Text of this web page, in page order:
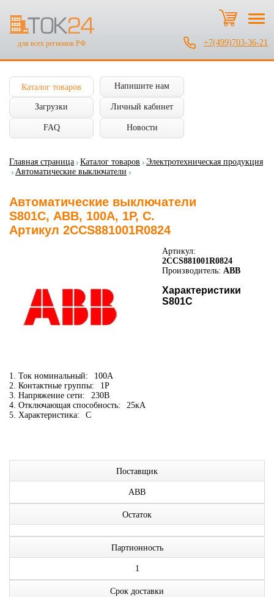
для всех регионов РФ +7(499)703-36-21
Каталог товаров Напишите нам
Загрузки Личный кабинет
FAQ Новости
Главная страница Каталог товаров
Электротехническая продукция
Автоматические выключатели
Автоматические выключатели
S801С, ABB, 100А, 1P, C.
Артикул 2CCS881001R0824
Артикул:
2CCS881001R0824
Производитель: ABB
Характеристики
S801С
1. Ток номинальный:
100А
2. Контактные группы:
1P
3. Напряжение сети:
230В
4. Отключающая способность:
25кА
5. Характеристика:
C
Поставщик
ABB
Остаток
Партионность
1
Срок доставки